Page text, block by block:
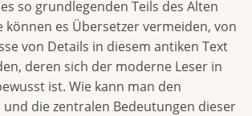
so grundlegenden Teils des Alten
können es Übersetzer vermeiden, von
von Details in diesem antiken Text
deren sich der moderne Leser in
ist. Wie kann man den
die zentralen Bedeutungen dieser